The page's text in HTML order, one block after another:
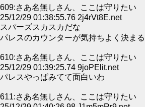
609:さあ名無しさん、ここは守りたい
25/12/29 01:38:55.76 2j4rVt8E.net
スパーズスカスカだな
パレスのカウンターが気持ちよく決まる
610:さあ名無しさん、ここは守りたい
25/12/29 01:39:25.74 9joPElit.net
パレスやっぱみてて面白いわ
611:さあ名無しさん、ここは守りたい